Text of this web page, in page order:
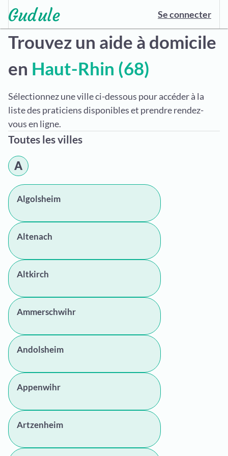
Se connecter
Trouvez un aide à domicile
en Haut-Rhin (68)
Sélectionnez une ville ci-dessous pour accéder à la
liste des praticiens disponibles et prendre rendez-
vous en ligne.
Toutes les villes
A
Algolsheim
Altenach
Altkirch
Ammerschwihr
Andolsheim
Appenwihr
Artzenheim